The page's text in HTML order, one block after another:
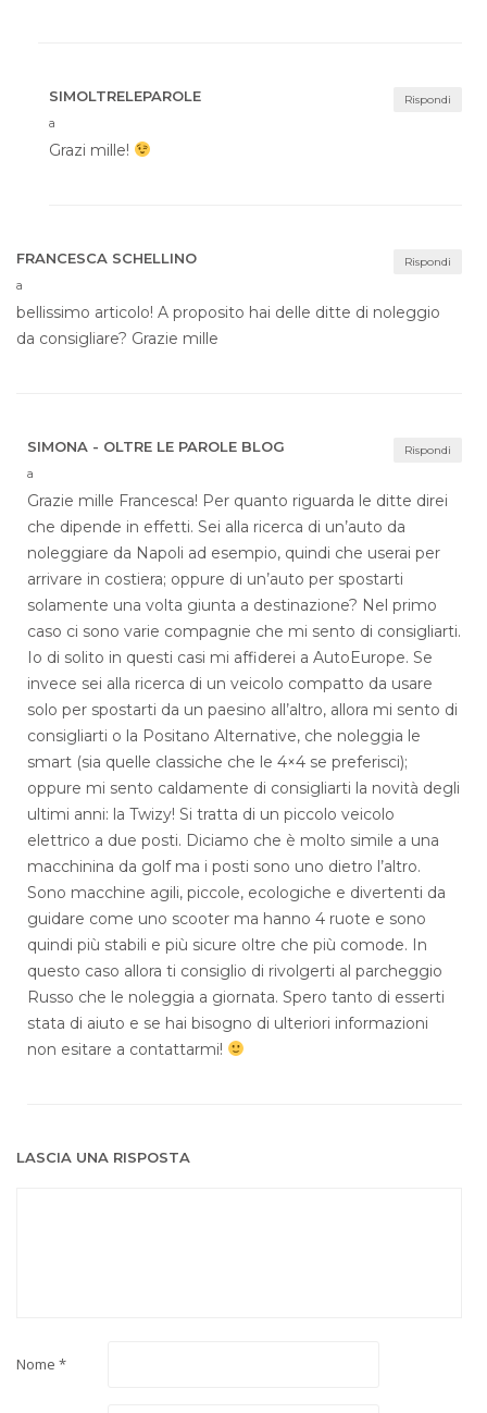
Rispondi
SIMOLTRELEPAROLE
a
Grazi mille!
Rispondi
FRANCESCA SCHELLINO
a
bellissimo articolo! A proposito hai delle ditte di noleggio
da consigliare? Grazie mille
Rispondi
SIMONA - OLTRE LE PAROLE BLOG
a
Grazie mille Francesca! Per quanto riguarda le ditte direi
che dipende in effetti. Sei alla ricerca di un’auto da
noleggiare da Napoli ad esempio, quindi che userai per
arrivare in costiera; oppure di un’auto per spostarti
solamente una volta giunta a destinazione? Nel primo
caso ci sono varie compagnie che mi sento di consigliarti.
Io di solito in questi casi mi affiderei a AutoEurope. Se
invece sei alla ricerca di un veicolo compatto da usare
solo per spostarti da un paesino all’altro, allora mi sento di
consigliarti o la Positano Alternative, che noleggia le
smart (sia quelle classiche che le 4×4 se preferisci);
oppure mi sento caldamente di consigliarti la novità degli
ultimi anni: la Twizy! Si tratta di un piccolo veicolo
elettrico a due posti. Diciamo che è molto simile a una
macchinina da golf ma i posti sono uno dietro l’altro.
Sono macchine agili, piccole, ecologiche e divertenti da
guidare come uno scooter ma hanno 4 ruote e sono
quindi più stabili e più sicure oltre che più comode. In
questo caso allora ti consiglio di rivolgerti al parcheggio
Russo che le noleggia a giornata. Spero tanto di esserti
stata di aiuto e se hai bisogno di ulteriori informazioni
non esitare a contattarmi!
LASCIA UNA RISPOSTA
Nome *